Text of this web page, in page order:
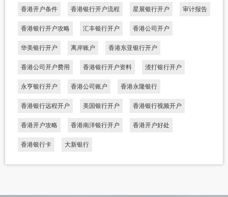
香港开户条件 香港银行开户流程 星展银行开户 审计报告
香港银行开户攻略 汇丰银行开户 香港公司开户
华美银行开户 离岸账户 香港东亚银行开户
香港公司开户费用 香港银行开户资料 渣打银行开户
永亨银行开户 香港公司账户 香港永隆银行
香港银行远程开户 美国银行开户 香港银行视频开户
香港开户攻略 香港南洋银行开户 香港开户好处
香港银行卡 大新银行